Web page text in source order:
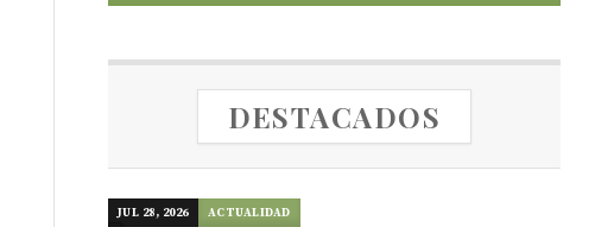
DESTACADOS
JUL 28, 2026 ACTUALIDAD